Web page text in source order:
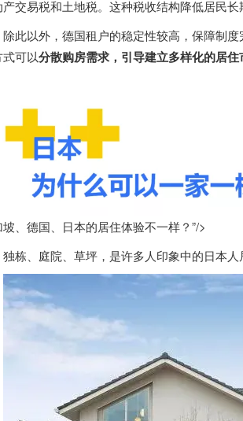
交易税和土地税。这种税收结构降低居民长
除此以外，德国租户的稳定性较高，保障制
可以分散购房需求，引导建立多样化的居住
、德国、日本的居住体验不一样？”/>
独栋、庭院、草坪，是许多人印象中的日本人